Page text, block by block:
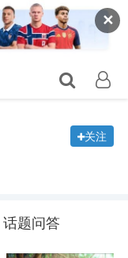
✕
关注
话题问答